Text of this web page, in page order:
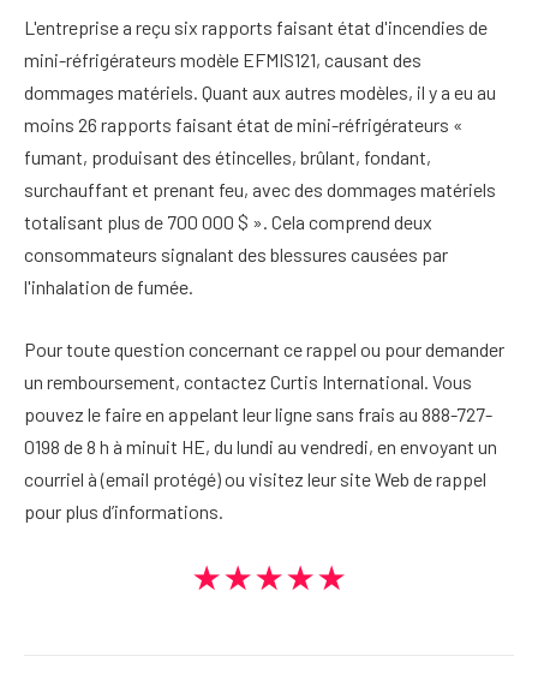
L'entreprise a reçu six rapports faisant état d'incendies de
mini-réfrigérateurs modèle EFMIS121, causant des
dommages matériels. Quant aux autres modèles, il y a eu au
moins 26 rapports faisant état de mini-réfrigérateurs «
fumant, produisant des étincelles, brûlant, fondant,
surchauffant et prenant feu, avec des dommages matériels
totalisant plus de 700 000 $ ». Cela comprend deux
consommateurs signalant des blessures causées par
l'inhalation de fumée.
Pour toute question concernant ce rappel ou pour demander
un remboursement, contactez Curtis International. Vous
pouvez le faire en appelant leur ligne sans frais au 888-727-
0198 de 8 h à minuit HE, du lundi au vendredi, en envoyant un
courriel à(email protégé)ou visitez leur site Web de rappel
pour plus d’informations.
★★★★★